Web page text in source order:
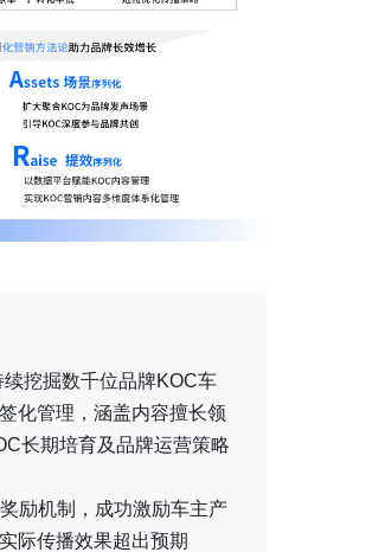
续挖掘数千位品牌KOC车
化管理，涵盖内容擅长领
长期培育及品牌运营策略
励机制，成功激励车主产
际传播效果超出预期